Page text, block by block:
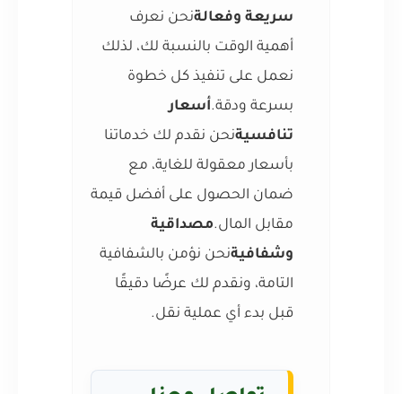
سريعة وفعالةنحن نعرف
أهمية الوقت بالنسبة لك، لذلك
نعمل على تنفيذ كل خطوة
بسرعة ودقة.أسعار
تنافسيةنحن نقدم لك خدماتنا
بأسعار معقولة للغاية، مع
ضمان الحصول على أفضل قيمة
مقابل المال.مصداقية
وشفافيةنحن نؤمن بالشفافية
التامة، ونقدم لك عرضًا دقيقًا
قبل بدء أي عملية نقل.